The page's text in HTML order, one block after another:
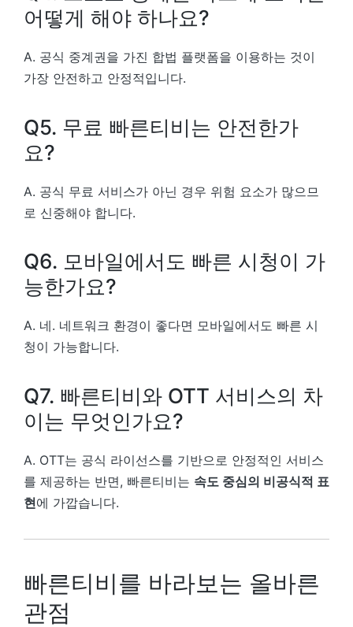
어떻게 해야 하나요?
A. 공식 중계권을 가진 합법 플랫폼을 이용하는 것이
가장 안전하고 안정적입니다.
Q5. 무료 빠른티비는 안전한가
요?
A. 공식 무료 서비스가 아닌 경우 위험 요소가 많으므
로 신중해야 합니다.
Q6. 모바일에서도 빠른 시청이 가
능한가요?
A. 네. 네트워크 환경이 좋다면 모바일에서도 빠른 시
청이 가능합니다.
Q7. 빠른티비와 OTT 서비스의 차
이는 무엇인가요?
A. OTT는 공식 라이선스를 기반으로 안정적인 서비스
를 제공하는 반면, 빠른티비는 속도 중심의 비공식적 표
현에 가깝습니다.
빠른티비를 바라보는 올바른
관점